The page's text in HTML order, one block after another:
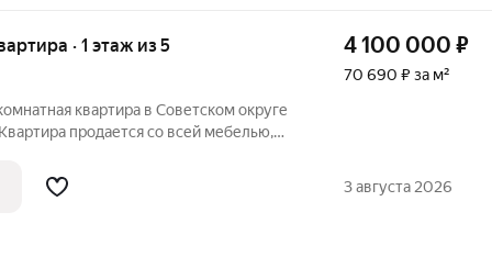
· 1 этаж из 5
квартира в Советском округе
продается со всей мебелью,
Расположение на первом этаже
4 100 000 ₽
70 690 ₽ за м²
3 августа 2026